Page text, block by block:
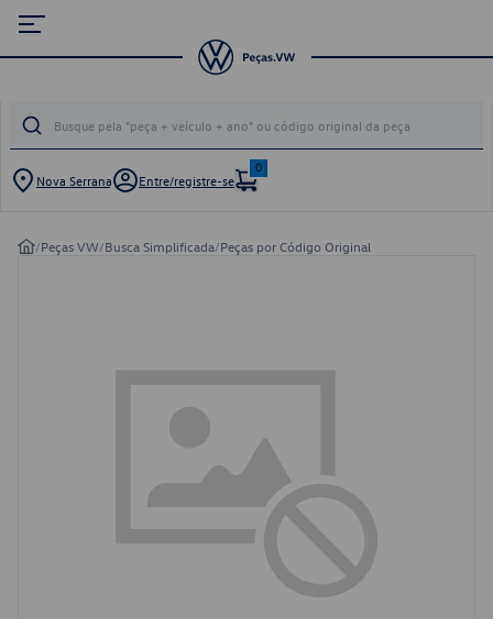
Nova Serrana Entre/registre-se
0
/Peças VW/Busca Simplificada/Peças por Código Original